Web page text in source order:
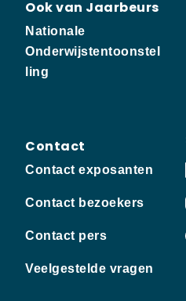
Ook van Jaarbeurs
Nationale
Onderwijstentoonstel
ling
Contact
Contact exposanten
Contact bezoekers
Contact pers
Veelgestelde vragen